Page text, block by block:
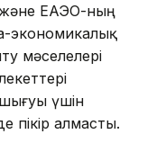
және ЕАЭО-ның
экономикалық
мәселелері
үшін
пікір алмасты.